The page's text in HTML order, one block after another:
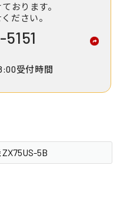
おります。
ださい。
受付時間